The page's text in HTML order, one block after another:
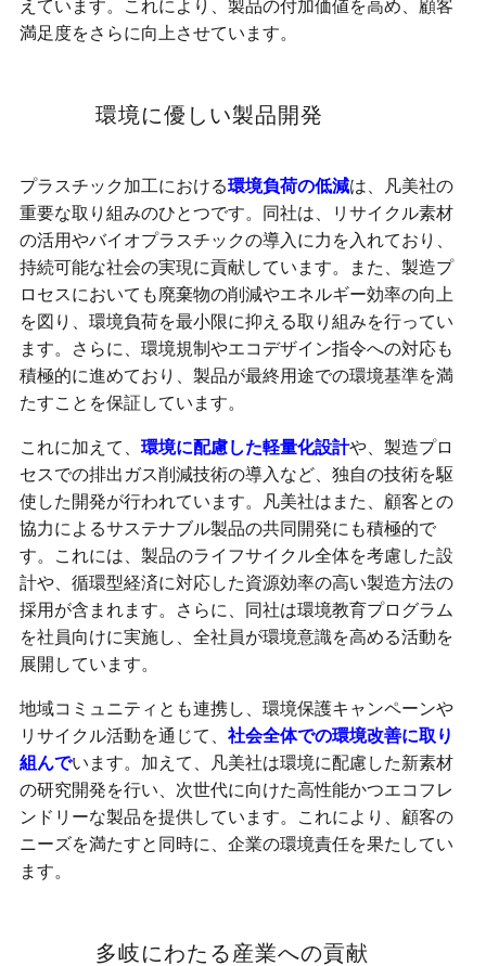
えています。これにより、製品の付加価値を高め、顧客
満足度をさらに向上させています。
環境に優しい製品開発
プラスチック加工における環境負荷の低減は、凡美社の
重要な取り組みのひとつです。同社は、リサイクル素材
の活用やバイオプラスチックの導入に力を入れており、
持続可能な社会の実現に貢献しています。また、製造プ
ロセスにおいても廃棄物の削減やエネルギー効率の向上
を図り、環境負荷を最小限に抑える取り組みを行ってい
ます。さらに、環境規制やエコデザイン指令への対応も
積極的に進めており、製品が最終用途での環境基準を満
たすことを保証しています。
これに加えて、 環境に配慮した軽量化設計や、製造プロ
セスでの排出ガス削減技術の導入など、独自の技術を駆
使した開発が行われています。凡美社はまた、顧客との
協力によるサステナブル製品の共同開発にも積極的で
す。これには、製品のライフサイクル全体を考慮した設
計や、循環型経済に対応した資源効率の高い製造方法の
採用が含まれます。さらに、同社は環境教育プログラム
を社員向けに実施し、全社員が環境意識を高める活動を
展開しています。
地域コミュニティとも連携し、環境保護キャンペーンや
リサイクル活動を通じて、 社会全体での環境改善に取り
組んでいます。加えて、凡美社は環境に配慮した新素材
の研究開発を行い、次世代に向けた高性能かつエコフレ
ンドリーな製品を提供しています。これにより、顧客の
ニーズを満たすと同時に、企業の環境責任を果たしてい
ます。
多岐にわたる産業への貢献